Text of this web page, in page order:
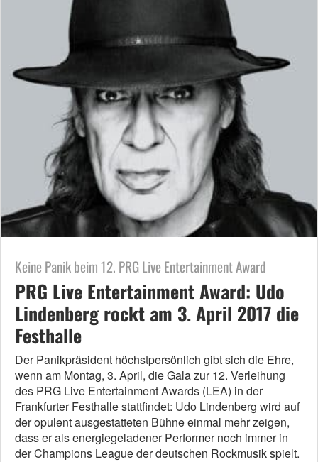
Keine Panik beim 12. PRG Live Entertainment Award
PRG Live Entertainment Award: Udo
Lindenberg rockt am 3. April 2017 die
Festhalle
Der Panikpräsident höchstpersönlich gibt sich die Ehre,
wenn am Montag, 3. April, die Gala zur 12. Verleihung
des PRG Live Entertainment Awards (LEA) in der
Frankfurter Festhalle stattfindet: Udo Lindenberg wird auf
der opulent ausgestatteten Bühne einmal mehr zeigen,
dass er als energiegeladener Performer noch immer in
der Champions League der deutschen Rockmusik spielt.